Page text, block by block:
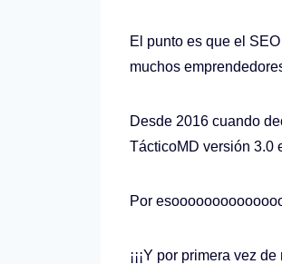
El punto es que el
muchos
Desde 2016 cuando
TácticoMD versión 3.0
Por
¡¡¡Y por primera vez